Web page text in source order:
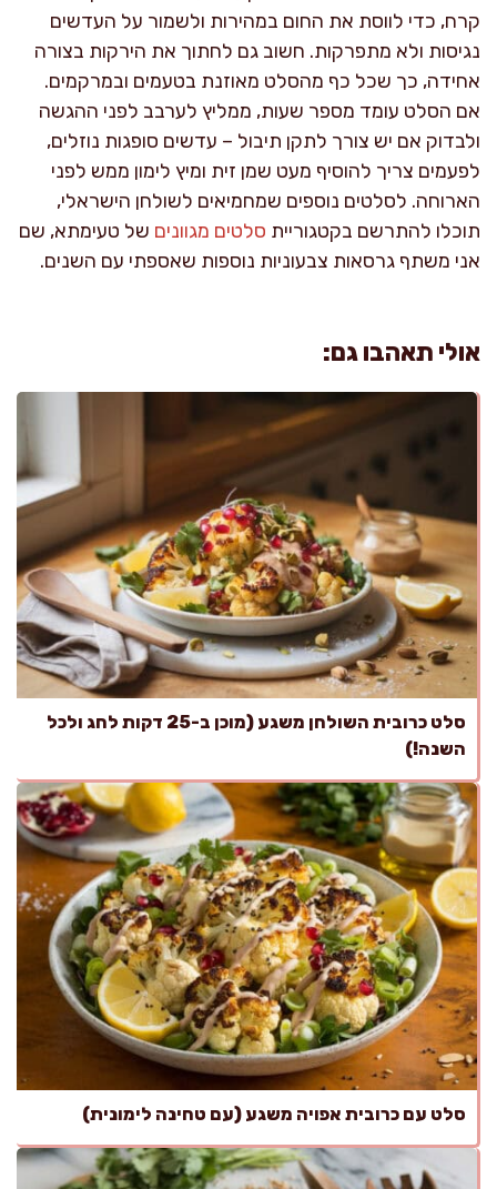
קרח, כדי לווסת את החום במהירות ולשמור על העדשים
נגיסות ולא מתפרקות. חשוב גם לחתוך את הירקות בצורה
אחידה, כך שכל כף מהסלט מאוזנת בטעמים ובמרקמים.
אם הסלט עומד מספר שעות, ממליץ לערבב לפני ההגשה
ולבדוק אם יש צורך לתקן תיבול – עדשים סופגות נוזלים,
לפעמים צריך להוסיף מעט שמן זית ומיץ לימון ממש לפני
הארוחה. לסלטים נוספים שמחמיאים לשולחן הישראלי,
תוכלו להתרשם בקטגוריית סלטים מגוונים של טעימתא, שם
אני משתף גרסאות צבעוניות נוספות שאספתי עם השנים.
אולי תאהבו גם:
סלט כרובית השולחן משגע (מוכן ב-25 דקות לחג ולכל
השנה!)
סלט עם כרובית אפויה משגע (עם טחינה לימונית)